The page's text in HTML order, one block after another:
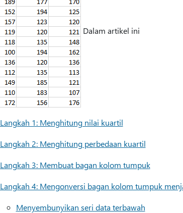
Dalam artikel ini
Langkah 1: Menghitung nilai kuartil
Langkah 2: Menghitung perbedaan kuartil
Langkah 3: Membuat bagan kolom tumpuk
Langkah 4: Mengonversi bagan kolom tumpuk
Menyembunyikan seri data terbawah